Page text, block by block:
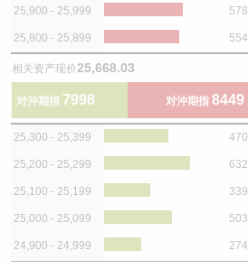
25,900 - 25,999 578
25,800 - 25,899 554
相关资产现价25,668.03
对沖期指 7998 对沖期指 8449
25,300 - 25,399 470
25,200 - 25,299 632
25,100 - 25,199 339
25,000 - 25,099 503
24,900 - 24,999 274